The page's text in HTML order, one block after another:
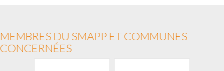
MEMBRES DU SMAPP ET COMMUNES
CONCERNÉES